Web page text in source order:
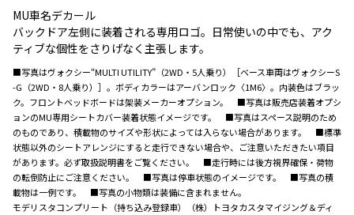
MU車名デカール
バックドア左側に装着される専用ロゴ。日常使いの中でも、アク
ティブな個性をさりげなく主張します。
■写真はヴォクシー“MULTI UTILITY”（2WD・5人乗り）［ベース車両はヴォクシーS
-G（2WD・8人乗り）］。ボディカラーはアーバンロック〈1M6〉。内装色はブラッ
ク。フロントベッドボードは架装メーカーオプション。 ■写真は販売店装着オプシ
ョンのMU専用シートカバー装着状態イメージです。 ■写真はスペース説明のため
のものであり、積載物のサイズや形状によっては入らない場合があります。 ■標準
状態以外のシートアレンジにすると走行できない場合や、ご注意いただきたい項目
があります。必ず取扱説明書をご覧ください。 ■走行時には後方視界確保・荷物
の転倒防止にご注意ください。 ■写真は停車状態のイメージです。 ■写真の積
載物は一例です。 ■写真の小物類は装備に含まれません。
モデリスタコンプリート（持ち込み登録車）（株）トヨタカスタマイジング＆ディ